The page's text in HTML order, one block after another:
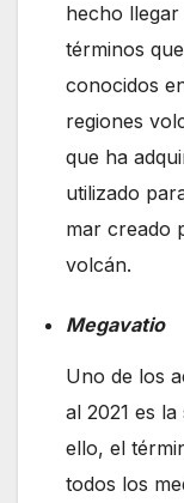
hecho
términos
conocidos
regiones
que ha
utilizado
mar creado
volcán.
Megavatio
Uno de los
al 2021 es
ello, el
todos los